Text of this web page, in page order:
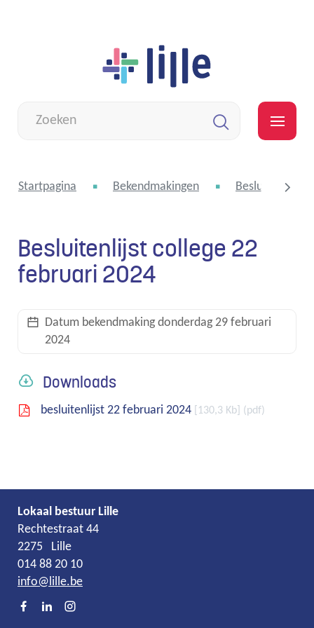
inhoud
zoek
Startpagina Bekendmakingen Besluitenlijst
Besluitenlijst college 22
februari 2024
Datum bekendmakingdonderdag 29 februari
2024
Downloads
besluitenlijst 22 februari 2024 130,3 Kb pdf
Lokaal bestuur Lille
Adres
Rechtestraat 44
2275
Lille
Tel.
014 88 20 10
E-
mail
info@lille.be